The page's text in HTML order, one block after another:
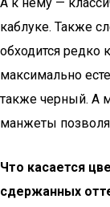
каблуке. Также
обходится редко
максимально
также черный. А
манжеты
Что касается
сдержанных